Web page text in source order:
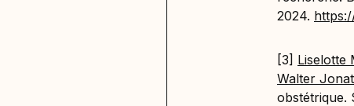
2024.
[3] Liselotte
Walter Jonat
obstétrique.